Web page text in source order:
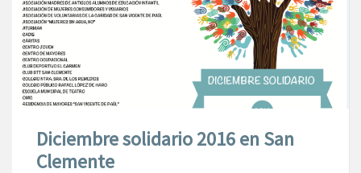
Diciembre solidario 2016 en San
Clemente